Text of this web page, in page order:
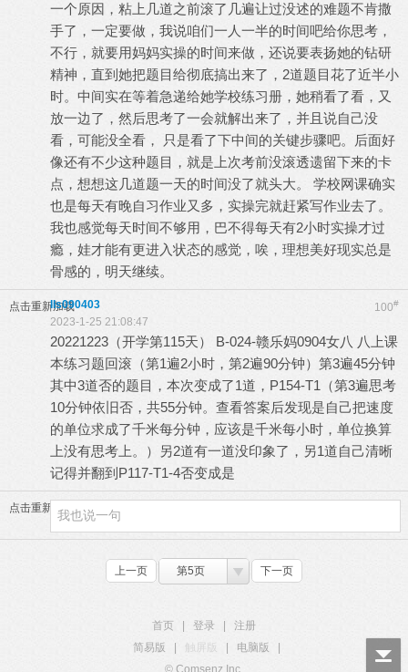
一个原因，粘上几道之前滚了几遍让过没述的难题不肯撒
手了，一定要做，我说咱们一人一半的时间吧给你思考，
不行，就要用妈妈实操的时间来做，还说要表扬她的钻研
精神，直到她把题目给彻底搞出来了，2道题目花了近半小
时。中间实在等着急递给她学校练习册，她稍看了看，又
放一边了，然后思考了一会就解出来了，并且说自己没
看，可能没全看， 只是看了下中间的关键步骤吧。后面好
像还有不少这种题目，就是上次考前没滚透遗留下来的卡
点，想想这几道题一天的时间没了就头大。 学校网课确实
也是每天有晚自习作业又多，实操完就赶紧写作业去了。
我也感觉每天时间不够用，巴不得每天有2小时实操才过
瘾，娃才能有更进入状态的感觉，唉，理想美好现实总是
骨感的，明天继续。
点击重新加载 100#
lls090403
2023-1-25 21:08:47
20221223（开学第115天） B-024-赣乐妈0904女八 八上课
本练习题回滚（第1遍2小时，第2遍90分钟）第3遍45分钟
其中3道否的题目，本次变成了1道，P154-T1（第3遍思考
10分钟依旧否，共55分钟。查看答案后发现是自己把速度
的单位求成了千米每分钟，应该是千米每小时，单位换算
上没有思考上。）另2道有一道没印象了，另1道自己清晰
记得并翻到P117-T1-4否变成是
点击重新加载
上一页 第5页 下一页
首页 登录
注册
简易版
触屏版 电脑版
© Comsenz Inc.